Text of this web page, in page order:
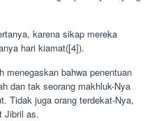
karena sikap mereka
hari kiamat([4]).
bahwa penentuan
dan tak seorang makhluk-Nya
Tidak juga orang terdekat-Nya,
Jibril as.